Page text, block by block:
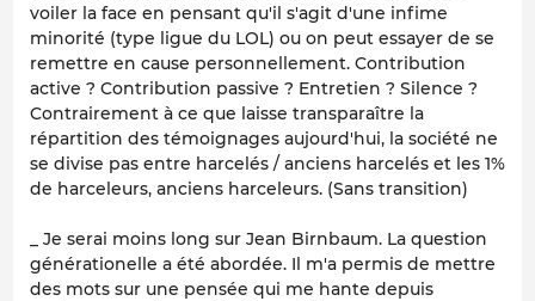
voiler la face en pensant qu'il s'agit d'une infime
minorité (type ligue du LOL) ou on peut essayer de se
remettre en cause personnellement. Contribution
active ? Contribution passive ? Entretien ? Silence ?
Contrairement à ce que laisse transparaître la
répartition des témoignages aujourd'hui, la société ne
se divise pas entre harcelés / anciens harcelés et les 1%
de harceleurs, anciens harceleurs. (Sans transition)
_ Je serai moins long sur Jean Birnbaum. La question
générationelle a été abordée. Il m'a permis de mettre
des mots sur une pensée qui me hante depuis